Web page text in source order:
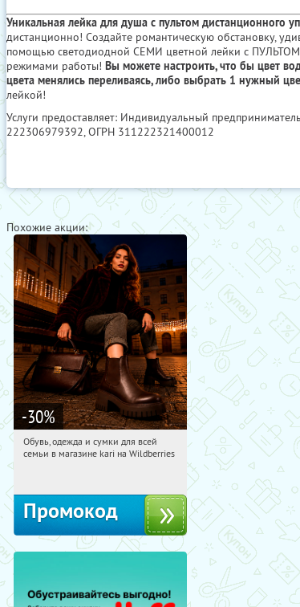
Уникальная лейка для душа с пультом дистанционного
дистанционно! Создайте романтическую обстановку,
помощью светодиодной СЕМИ цветной лейки с ПУЛЬТОМ
режимами работы! Вы можете настроить, что бы цвет
цвета менялись переливаясь, либо выбрать 1 нужный
лейкой!
Услуги предоставляет: Индивидуальный
222306979392, ОГРН 311222321400012
Похожие акции:
-30%
11:01:40 Получили:
Обувь, одежда и сумки для всей
семьи в магазине kari на Wildberries
Промокод